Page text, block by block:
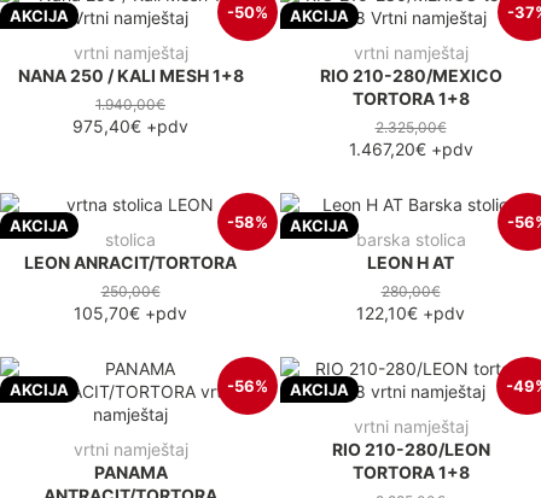
AKCIJA -50%
vrtni namještaj
NANA 250 / KALI MESH 1+8
1.940,00€
975,40€ +pdv
AKCIJA -
vrtni namještaj
RIO 210-280/MEXICO
TORTORA 1+8
2.325,00€
1.467,20€+pdv
AKCIJA -58%
stolica
LEON ANRACIT/TORTORA
250,00€
105,70€ +pdv
AKCIJA -
barska stolica
LEON H AT
280,00€
122,10€ +pdv
AKCIJA -56%
vrtni namještaj
PANAMA
AKCIJA -
vrtni namještaj
RIO 210-280/LEON
TORTORA 1+8